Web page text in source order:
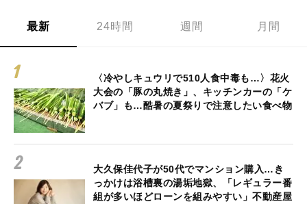
最新 24時間 週間 月間
〈冷やしキュウリで510人食中毒も…〉花火
大会の「豚の丸焼き」、キッチンカーの「ケ
バブ」も…酷暑の夏祭りで注意したい食べ物
大久保佳代子が50代でマンション購入…き
っかけは浴槽裏の湯垢地獄、「レギュラー番
組が多いほどローンを組みやすい」不動産屋